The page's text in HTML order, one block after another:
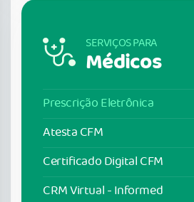
SERVIÇOS PARA
Médicos
Prescrição Eletrônica
Atesta CFM
Certificado Digital CFM
CRM Virtual - Informed